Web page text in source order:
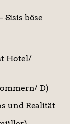
Sisis böse
Hotel/
D)
und Realität